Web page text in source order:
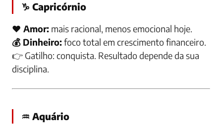
♑ Capricórnio
❤️ Amor: mais racional, menos emocional hoje.
💰 Dinheiro:foco total em crescimento financeiro.
👉 Gatilho: conquista. Resultado depende da sua
disciplina.
♒ Aquário